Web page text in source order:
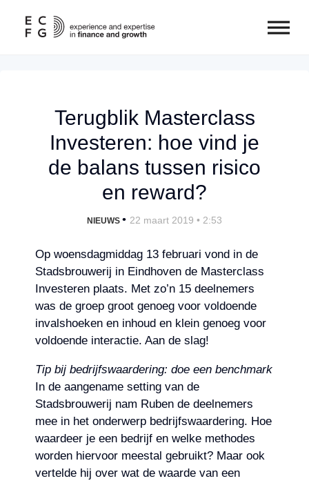
Terugblik Masterclass
Investeren: hoe vind je
de balans tussen risico
en reward?
NIEUWS • 22 maart 2019 • 2:53
Op woensdagmiddag 13 februari vond in de
Stadsbrouwerij in Eindhoven de Masterclass
Investeren plaats. Met zo’n 15 deelnemers
was de groep groot genoeg voor voldoende
invalshoeken en inhoud en klein genoeg voor
voldoende interactie. Aan de slag!
Tip bij bedrijfswaardering: doe een benchmark
In de aangename setting van de
Stadsbrouwerij nam Ruben de deelnemers
mee in het onderwerp bedrijfswaardering. Hoe
waardeer je een bedrijf en welke methodes
worden hiervoor meestal gebruikt? Maar ook
vertelde hij over wat de waarde van een